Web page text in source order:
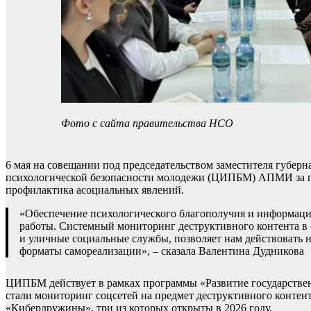
Фото с сайта правительства НСО
6 мая на совещании под председательством заместителя
психологической безопасности молодежи (ЦИПБМ) АПМИ за
профилактика асоциальных явлений.
«Обеспечение психологического благополучия и
работы. Системный мониторинг деструктивного контента
и уличные социальные службы, позволяет нам действовать
форматы самореализации», – сказала Валентина Дудникова
ЦИПБМ действует в рамках программы «Развитие
стали мониторинг соцсетей на предмет деструктивного
«Кибердружины», три из которых открыты в 2026 году.